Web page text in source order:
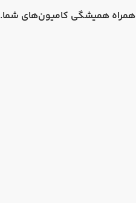
همراه همیشگی کامیون‌های شما.